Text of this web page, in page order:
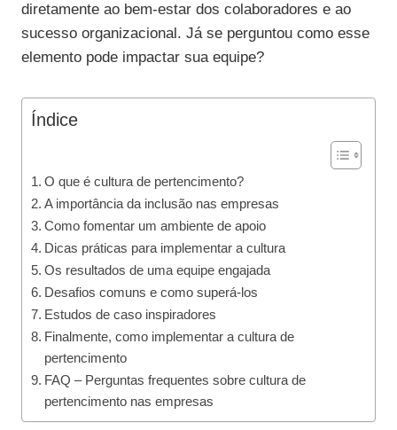
diretamente ao bem-estar dos colaboradores e ao
sucesso organizacional. Já se perguntou como esse
elemento pode impactar sua equipe?
Índice
O que é cultura de pertencimento?
A importância da inclusão nas empresas
Como fomentar um ambiente de apoio
Dicas práticas para implementar a cultura
Os resultados de uma equipe engajada
Desafios comuns e como superá-los
Estudos de caso inspiradores
Finalmente, como implementar a cultura de
pertencimento
FAQ – Perguntas frequentes sobre cultura de
pertencimento nas empresas